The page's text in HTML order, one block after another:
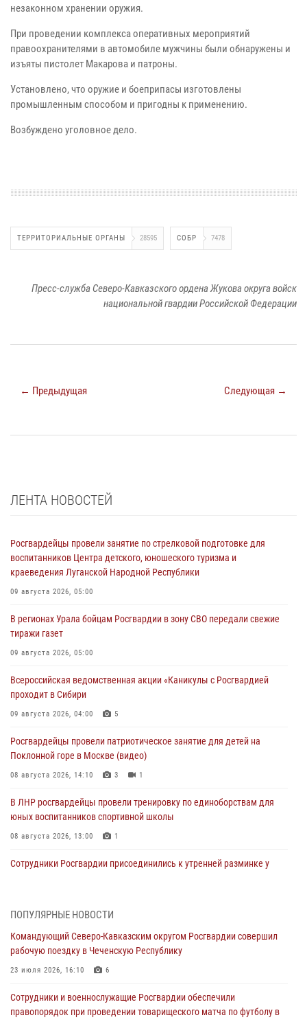
незаконном хранении оружия.
При проведении комплекса оперативных мероприятий
правоохранителями в автомобиле мужчины были обнаружены и
изъяты пистолет Макарова и патроны.
Установлено, что оружие и боеприпасы изготовлены
промышленным способом и пригодны к применению.
Возбуждено уголовное дело.
ТЕРРИТОРИАЛЬНЫЕ ОРГАНЫ 28595 СОБР 7478
Пресс-служба Северо-Кавказского ордена Жукова округа войск
национальной гвардии Российской Федерации
← Предыдущая Следующая →
ЛЕНТА НОВОСТЕЙ
Росгвардейцы провели занятие по стрелковой подготовке для
воспитанников Центра детского, юношеского туризма и
краеведения Луганской Народной Республики
09 августа 2026, 05:00
В регионах Урала бойцам Росгвардии в зону СВО передали свежие
тиражи газет
09 августа 2026, 05:00
Всероссийская ведомственная акции «Каникулы с Росгвардией
проходит в Сибири
09 августа 2026, 04:00 5
Росгвардейцы провели патриотическое занятие для детей на
Поклонной горе в Москве (видео)
08 августа 2026, 14:10 3 1
В ЛНР росгвардейцы провели тренировку по единоборствам для
юных воспитанников спортивной школы
08 августа 2026, 13:00 1
Сотрудники Росгвардии присоединились к утренней разминке у
в честь юбилея ведомства
08 августа 2026, 09:03
медицины с учетом опыта СВО
08 августа 2026, 09:00 2
ПОПУЛЯРНЫЕ НОВОСТИ
Командующий Северо-Кавказским округом Росгвардии совершил
рабочую поездку в Чеченскую Республику
23 июля 2026, 16:10 6
Сотрудники и военнослужащие Росгвардии обеспечили
правопорядок при проведении товарищеского матча по футболу в